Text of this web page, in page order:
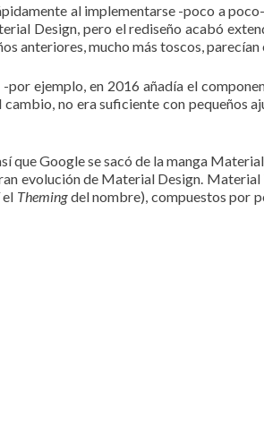
al implementarse -poco a
Design, pero el rediseño acabó
anteriores, mucho más toscos,
ejemplo, en 2016 añadía el
no era suficiente con pequeños
que Google se sacó de la manga
evolución de Material Design.
el Themingdel nombre), compuestos por